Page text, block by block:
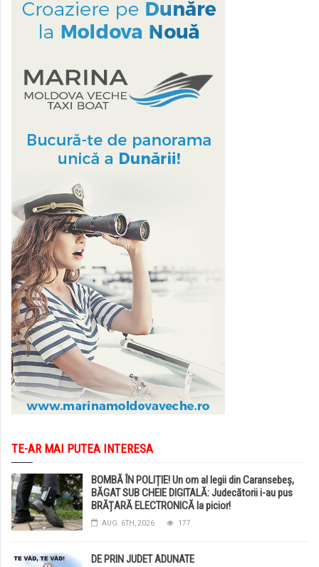
TE-AR MAI PUTEA INTERESA
BOMBĂ ÎN POLIȚIE! Un om al legii din Caransebeș,
BĂGAT SUB CHEIE DIGITALĂ: Judecătorii i-au pus
BRĂȚARĂ ELECTRONICĂ la picior!
AUG. 6TH, 2026 177
DE PRIN JUDET ADUNATE